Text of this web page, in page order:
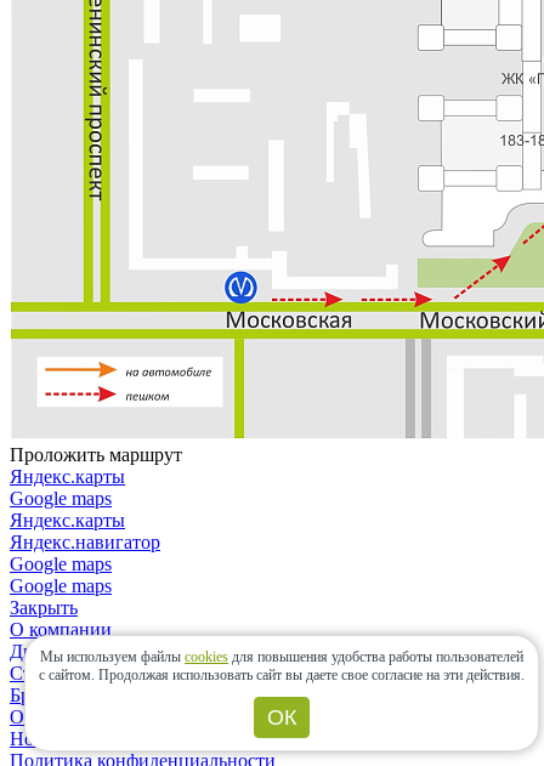
Проложить маршрут
Яндекс.карты
Google maps
Яндекс.карты
Яндекс.навигатор
Google maps
Google maps
Закрыть
О компании
Дизайнерам и архитекторам
Строительным организациям
Бренды
Отзывы
Новости
Политика конфиденциальности
Мы используем файлы cookies для повышения удобства работы пользователей
с сайтом. Продолжая использовать сайт вы даете свое согласие на эти действия.
ОК